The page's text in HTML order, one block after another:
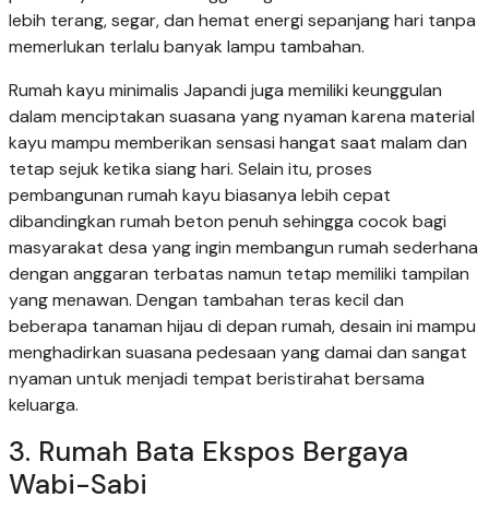
lebih terang, segar, dan hemat energi sepanjang hari tanpa
memerlukan terlalu banyak lampu tambahan.
Rumah kayu minimalis Japandi juga memiliki keunggulan
dalam menciptakan suasana yang nyaman karena material
kayu mampu memberikan sensasi hangat saat malam dan
tetap sejuk ketika siang hari. Selain itu, proses
pembangunan rumah kayu biasanya lebih cepat
dibandingkan rumah beton penuh sehingga cocok bagi
masyarakat desa yang ingin membangun rumah sederhana
dengan anggaran terbatas namun tetap memiliki tampilan
yang menawan. Dengan tambahan teras kecil dan
beberapa tanaman hijau di depan rumah, desain ini mampu
menghadirkan suasana pedesaan yang damai dan sangat
nyaman untuk menjadi tempat beristirahat bersama
keluarga.
3. Rumah Bata Ekspos Bergaya
Wabi-Sabi